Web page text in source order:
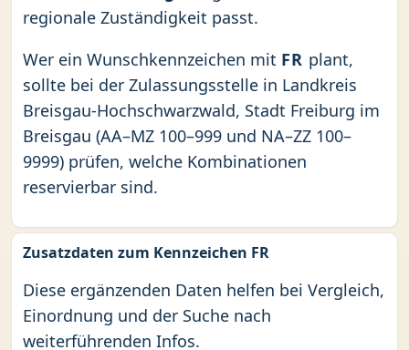
regionale Zuständigkeit passt.
Wer ein Wunschkennzeichen mit FR plant,
sollte bei der Zulassungsstelle in Landkreis
Breisgau-Hochschwarzwald, Stadt Freiburg im
Breisgau (AA–MZ 100–999 und NA–ZZ 100–
9999) prüfen, welche Kombinationen
reservierbar sind.
Zusatzdaten zum Kennzeichen FR
Diese ergänzenden Daten helfen bei Vergleich,
Einordnung und der Suche nach
weiterführenden Infos.